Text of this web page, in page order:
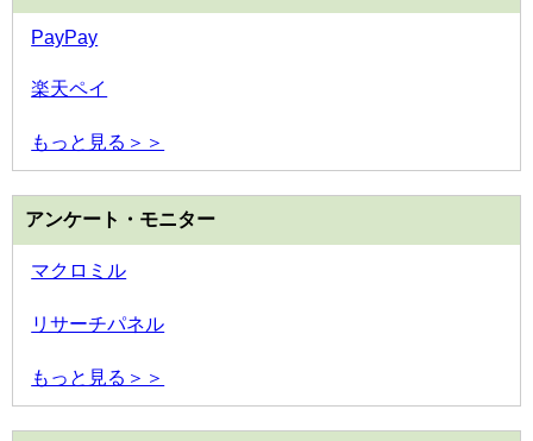
PayPay
楽天ペイ
もっと見る＞＞
アンケート・モニター
マクロミル
リサーチパネル
もっと見る＞＞